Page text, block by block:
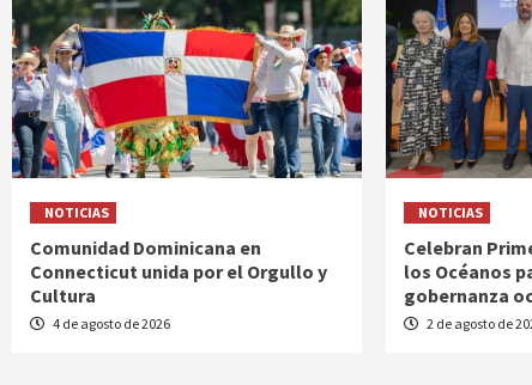
NOTICIAS
Comunidad Dominicana en
Connecticut unida por el Orgullo y
Cultura
4 de agosto de 2026
NOTICIAS
Celebran
los Océanos
gobernanza
2 de agosto de